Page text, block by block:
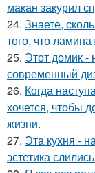
макан закурил
24. Знаете,
того, что
25. Этот домик -
современный
26. Когда
хочется, чтобы
жизни.
27. Эта кухня -
эстетика